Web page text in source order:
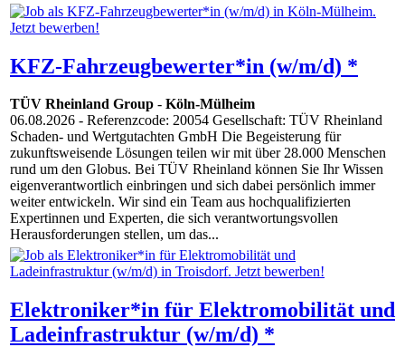
KFZ-Fahrzeugbewerter*in (w/m/d) *
TÜV Rheinland Group - Köln-Mülheim
06.08.2026 - Referenzcode: 20054 Gesellschaft: TÜV Rheinland
Schaden- und Wertgutachten GmbH Die Begeisterung für
zukunftsweisende Lösungen teilen wir mit über 28.000 Menschen
rund um den Globus. Bei TÜV Rheinland können Sie Ihr Wissen
eigenverantwortlich einbringen und sich dabei persönlich immer
weiter entwickeln. Wir sind ein Team aus hochqualifizierten
Expertinnen und Experten, die sich verantwortungsvollen
Herausforderungen stellen, um das...
Elektroniker*in für Elektromobilität und
Ladeinfrastruktur (w/m/d) *